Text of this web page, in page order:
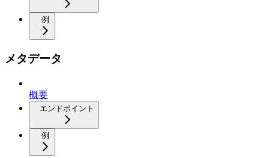
例
メタデータ
概要
エンドポイント
例